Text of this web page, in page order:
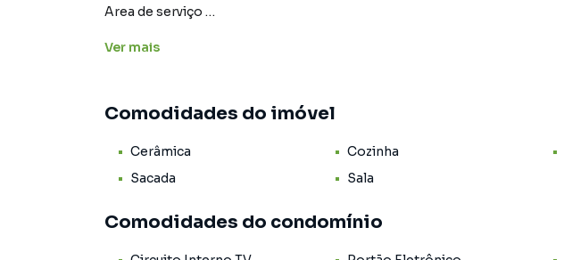
Area de serviço
2 varandas
1 vaga coberta
96m2. De área útil
650,00 valor de condomínio
Interfone.
Ver mais
Comodidades do imóvel
Cerâmica Cozinha
Sacada
Sala
Comodidades do condomínio